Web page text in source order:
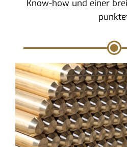
Know-how und einer